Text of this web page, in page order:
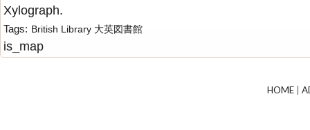
Xylograph.
Tags: British Library 大英図書館
is_map
HOME|